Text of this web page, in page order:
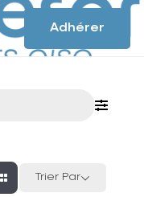
Adhérer
Trier Par